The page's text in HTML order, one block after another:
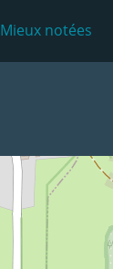
Mieux notées